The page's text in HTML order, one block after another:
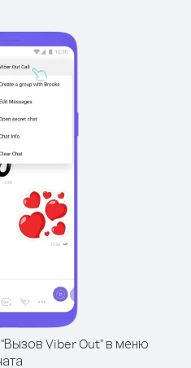
Viber Out" в меню